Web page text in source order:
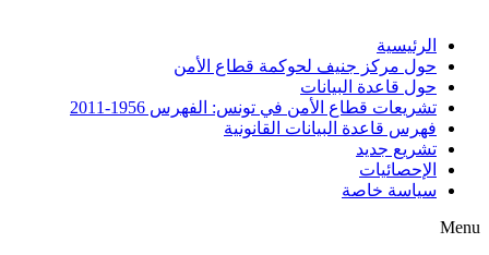
الرئيسية
حول مركز جنيف لحوكمة قطاع الأمن
حول قاعدة البيانات
تشريعات قطاع الأمن في تونس: الفهرس 1956-2011
فهرس قاعدة البيانات القانونية
تشريع جديد
الإحصائيات
سياسة خاصة
Menu